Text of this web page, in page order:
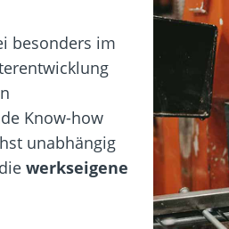
besonders im
Know-how
unabhängig
werkseigene